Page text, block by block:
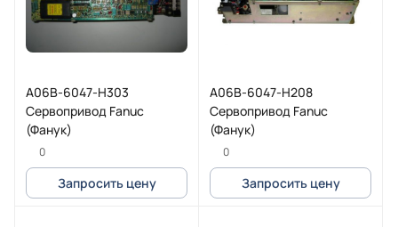
A06B-6047-H303
Сервопривод Fanuc
(Фанук)
0
Запросить цену
A06B-6047-H208
Сервопривод Fanuc
(Фанук)
0
Запросить цену